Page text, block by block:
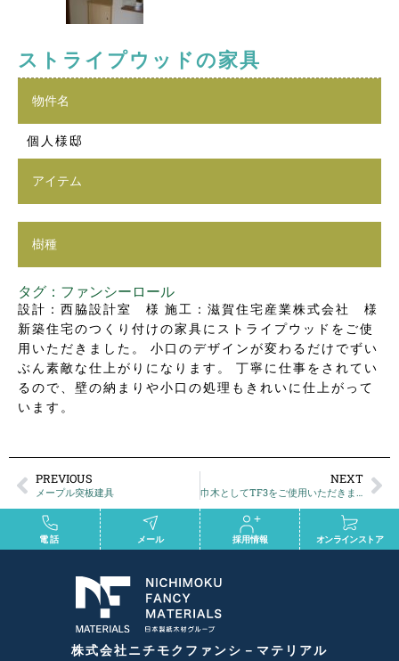
ストライプウッドの家具
物件名
個人様邸
アイテム
樹種
タグ： ファンシーロール
設計：西脇設計室 様 施工：滋賀住宅産業株式会社 様
新築住宅のつくり付けの家具にストライプウッドをご使
用いただきました。 小口のデザインが変わるだけでずい
ぶん素敵な仕上がりになります。 丁寧に仕事をされてい
るので、壁の納まりや小口の処理もきれいに仕上がって
います。
PREVIOUS
メープル突板建具
NEXT
巾木としてTF3をご使用いただきました
電話 メール 採用情報 オンラインストア
株式会社ニチモクファンシ－マテリアル